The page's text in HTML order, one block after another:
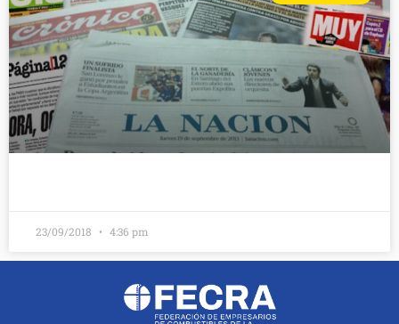
23/09/2018 4:36 pm